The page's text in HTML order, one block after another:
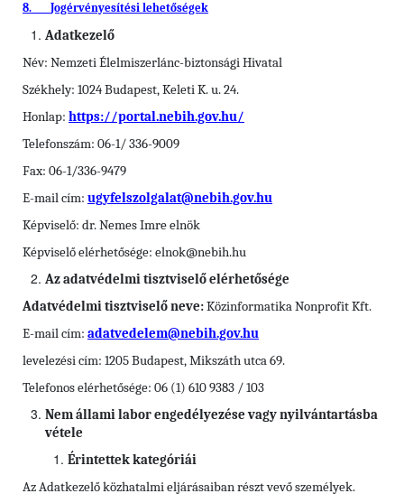
8. Jogérvényesítési lehetőségek
Adatkezelő
Név: Nemzeti Élelmiszerlánc-biztonsági Hivatal
Székhely: 1024 Budapest, Keleti K. u. 24.
Honlap: https://portal.nebih.gov.hu/
Telefonszám: 06-1/ 336-9009
Fax: 06-1/336-9479
E-mail cím: ugyfelszolgalat@nebih.gov.hu
Képviselő: dr. Nemes Imre elnök
Képviselő elérhetősége: elnok@nebih.hu
Az adatvédelmi tisztviselő elérhetősége
Adatvédelmi tisztviselő neve:Közinformatika Nonprofit Kft.
E-mail cím: adatvedelem@nebih.gov.hu
levelezési cím: 1205 Budapest, Mikszáth utca 69.
Telefonos elérhetősége: 06 (1) 610 9383 / 103
Nem állami labor engedélyezése vagy nyilvántartásba
vétele
Érintettek kategóriái
Az Adatkezelő közhatalmi eljárásaiban részt vevő személyek.